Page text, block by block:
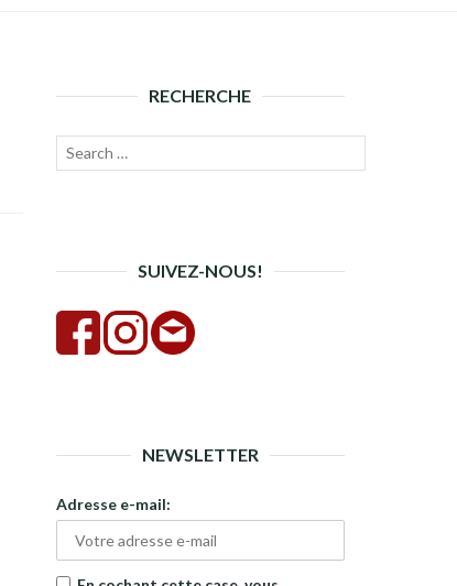
RECHERCHE
Recherche
SUIVEZ-NOUS!
NEWSLETTER
Adresse e-mail: